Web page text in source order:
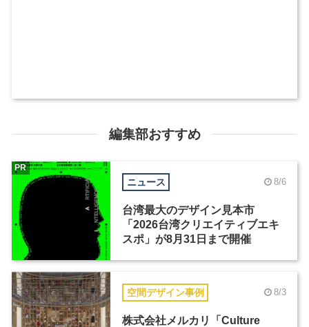
編集部おすすめ
ニュース 8/6
台湾最大のデザイン見本市
「2026台湾クリエイティブエキ
スポ」が8月31日まで開催
PR
空間デザイン事例 8/3
株式会社メルカリ「Culture